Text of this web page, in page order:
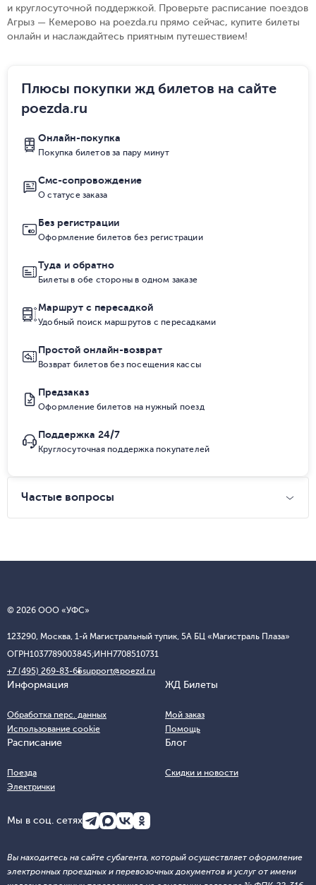
и круглосуточной поддержкой. Проверьте расписание поездов
Агрыз — Кемерово на poezda.ru прямо сейчас, купите билеты
онлайн и наслаждайтесь приятным путешествием!
Плюсы покупки жд билетов на сайте
poezda.ru
Онлайн-покупка
Покупка билетов за пару минут
Смс-сопровождение
О статусе заказа
Без регистрации
Оформление билетов без регистрации
Туда и обратно
Билеты в обе стороны в одном заказе
Маршрут с пересадкой
Удобный поиск маршрутов с пересадками
Простой онлайн-возврат
Возврат билетов без посещения кассы
Предзаказ
Оформление билетов на нужный поезд
Поддержка 24/7
Круглосуточная поддержка покупателей
Частые вопросы
© 2026 ООО «УФС»
123290, Москва, 1-й Магистральный тупик, 5А БЦ «Магистраль Плаза»
ОГРН1037789003845;ИНН7708510731
+7 (495) 269-83-65support@poezd.ru
Информация
Обработка перс. данных
Использование cookie
ЖД Билеты
Мой заказ
Помощь
Расписание
Поезда
Электрички
Блог
Скидки и новости
Мы в соц. сетях
Вы находитесь на сайте субагента, который осуществляет оформление
электронных проездных и перевозочных документов и услуг от имени